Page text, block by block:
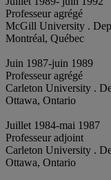
Professeur agrégé
McGill University .
Montréal, Québec
Juin 1987-juin 1989
Professeur agrégé
Carleton University .
Ottawa, Ontario
Juillet 1984-mai 1987
Professeur adjoint
Carleton University .
Ottawa, Ontario